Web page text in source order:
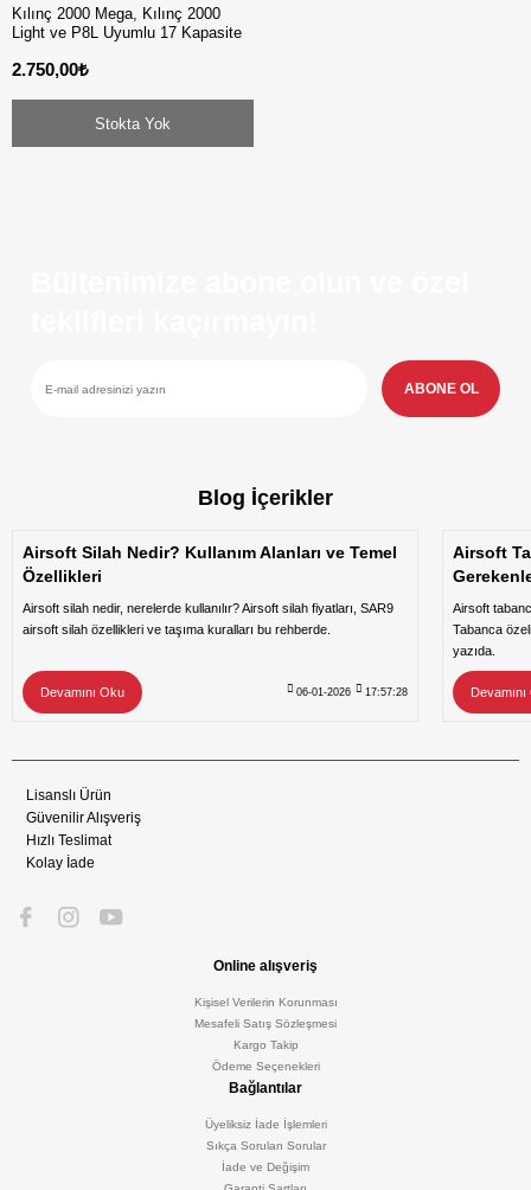
Kılınç 2000 Mega, Kılınç 2000
Light ve P8L Uyumlu 17 Kapasite
2.750,00₺
Stokta Yok
ABONE OL
Blog İçerikler
Airsoft Silah Nedir? Kullanım Alanları ve Temel
Özellikleri
Airsoft silah nedir, nerelerde kullanılır? Airsoft silah fiyatları, SAR9
airsoft silah özellikleri ve taşıma kuralları bu rehberde.
Devamını Oku 06-01-2026 17:57:28
Airsoft
Airsoft
Tabanca
yazıda.
Lisanslı Ürün
Güvenilir Alışveriş
Hızlı Teslimat
Kolay İade
Online alışveriş
Kişisel Verilerin Korunması
Mesafeli Satış Sözleşmesi
Kargo Takip
Ödeme Seçenekleri
Bağlantılar
Üyeliksiz İade İşlemleri
Sıkça Sorulan Sorular
İade ve Değişim